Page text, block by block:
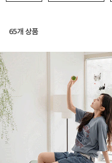
65개 상품